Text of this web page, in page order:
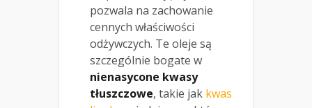
pozwala na zachowanie
cennych właściwości
odżywczych. Te oleje są
szczególnie bogate w
nienasycone kwasy
tłuszczowe, takie jak kwas